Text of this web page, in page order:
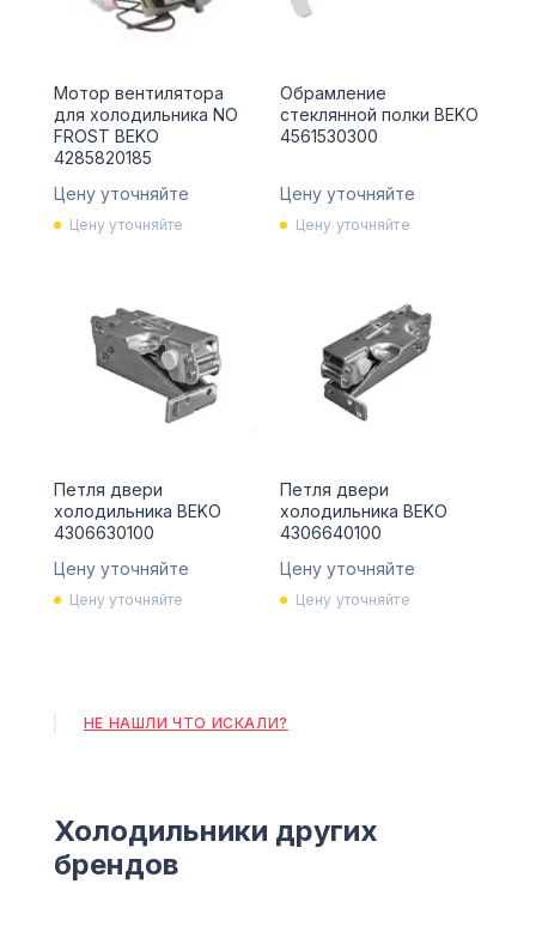
Мотор вентилятора
для холодильника NO
FROST BEKO
4285820185
Цену уточняйте
Цену уточняйте
Обрамление
стеклянной полки BEKO
4561530300
Цену уточняйте
Цену уточняйте
Петля двери
холодильника BEKO
4306630100
Цену уточняйте
Цену уточняйте
Петля двери
холодильника BEKO
4306640100
Цену уточняйте
Цену уточняйте
НЕ НАШЛИ ЧТО ИСКАЛИ?
Холодильники других
брендов